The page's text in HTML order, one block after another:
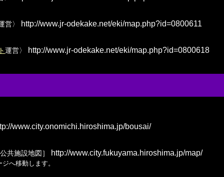
営〉 http://www.jr-odekake.net/eki/map.php?id=0800611
運営〉 http://www.jr-odekake.net/eki/map.php?id=0800618
www.city.onomichi.hiroshima.jp/bousai/
共施設地図］ http://www.city.fukuyama.hiroshima.jp/map/
へ移動します。